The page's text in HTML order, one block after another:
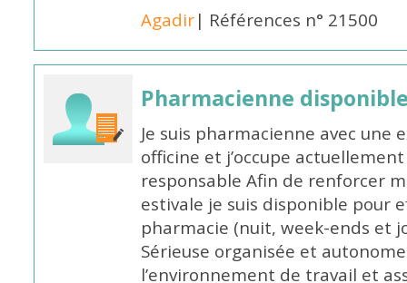
Agadir| Références n° 21500
Pharmacienne
Je suis pharmacienne avec
officine et j’occupe
responsable Afin de renforcer
estivale je suis disponible pour
pharmacie (nuit, week-ends et
Sérieuse organisée et
l’environnement de travail et